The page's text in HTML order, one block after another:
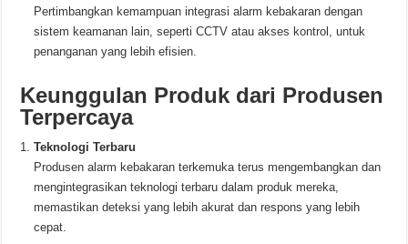
Pertimbangkan kemampuan integrasi alarm kebakaran dengan
sistem keamanan lain, seperti CCTV atau akses kontrol, untuk
penanganan yang lebih efisien.
Keunggulan Produk dari Produsen
Terpercaya
Teknologi Terbaru
Produsen alarm kebakaran terkemuka terus mengembangkan dan
mengintegrasikan teknologi terbaru dalam produk mereka,
memastikan deteksi yang lebih akurat dan respons yang lebih
cepat.